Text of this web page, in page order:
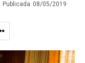
Publicada 08/05/2019